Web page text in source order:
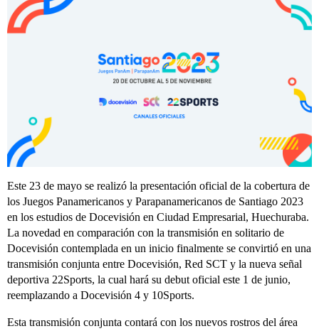
Este 23 de mayo se realizó la presentación oficial de la cobertura de
los Juegos Panamericanos y Parapanamericanos de Santiago 2023
en los estudios de Docevisión en Ciudad Empresarial, Huechuraba.
La novedad en comparación con la transmisión en solitario de
Docevisión contemplada en un inicio finalmente se convirtió en una
transmisión conjunta entre Docevisión, Red SCT y la nueva señal
deportiva 22Sports, la cual hará su debut oficial este 1 de junio,
reemplazando a Docevisión 4 y 10Sports.
Esta transmisión conjunta contará con los nuevos rostros del área